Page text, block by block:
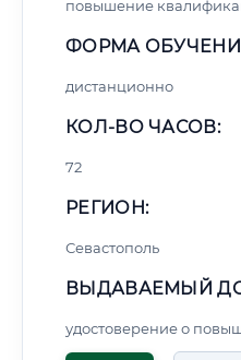
повышение
ФОРМА
дистанционно
КОЛ-ВО ЧАСОВ:
72
РЕГИОН:
Севастополь
ВЫДАВАЕМЫЙ
удостоверение о